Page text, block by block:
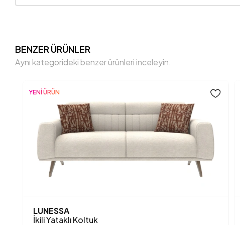
BENZER ÜRÜNLER
Aynı kategorideki benzer ürünleri inceleyin.
YENİ ÜRÜN
LUNESSA
İkili Yataklı Koltuk